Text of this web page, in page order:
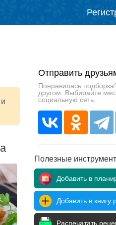
Отправить
Понравилась
другом. Выбирайте
социальную сеть.
Полезные
Добавить в
Добавить в книгу
Распечатать